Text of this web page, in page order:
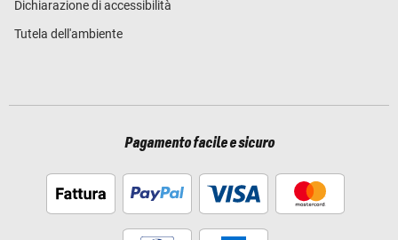
Dichiarazione di accessibilità
Tutela dell'ambiente
Pagamento facile e sicuro